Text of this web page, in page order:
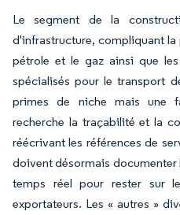
Le segment de la
d'infrastructure, compliquant
pétrole et le gaz ainsi que
spécialisés pour le transport
primes de niche mais une
recherche la traçabilité et la
réécrivant les références de
doivent désormais documenter
temps réel pour rester sur
exportateurs. Les « autres »